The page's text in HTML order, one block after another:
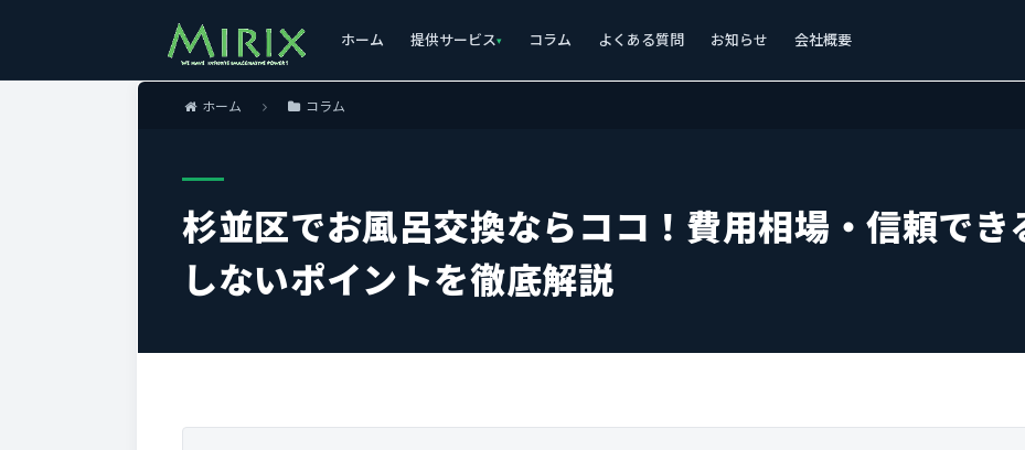
ホーム 提供サービス コラム よくある質問 お知らせ 会社概要
ホーム コラム
杉並区でお風呂交換ならココ！費用相場・信頼で
しないポイントを徹底解説